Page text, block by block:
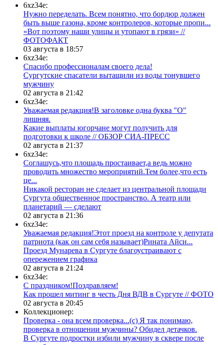
6xz34e:
Нужно переделать. Всем понятно, что бордюр должен
быть выше газона, кроме контролеров, которые пропи...
«Вот поэтому наши улицы и утопают в грязи» //
ФОТОФАКТ
03 августа в 18:57
6xz34e:
Спасибо профессионалам своего дела!
Сургутские спасатели вытащили из воды тонувшего
мужчину
02 августа в 21:42
6xz34e:
Уважаемая редакция!В заголовке одна буква "О"
лишняя.
Какие выплаты югорчане могут получить для
подготовки к школе // ОБЗОР СИА-ПРЕСС
02 августа в 21:37
6xz34e:
Соглашусь,что площадь простаивает,а ведь можно
проводить множество мероприятий.Тем более,что есть
це...
​Никакой ресторан не сделает из центральной площади
Сургута общественное пространство. А театр или
планетарий — сделают
02 августа в 21:36
6xz34e:
Уважаемая редакция!Этот проезд на контроле у депутата
патриота (как он сам себя называет)Рината Айси...
​Проезд Мунарева в Сургуте благоустраивают с
опережением графика
02 августа в 21:24
6xz34e:
С праздником!Поздравляем!
Как прошел митинг в честь Дня ВДВ в Сургуте // ФОТО
02 августа в 20:45
Коллекционер:
Проверка - она всем проверка...(с) Я так понимаю,
проверка в отношении мужчины? Обидел детачков.
В Сургуте подростки избили мужчину в сквере после